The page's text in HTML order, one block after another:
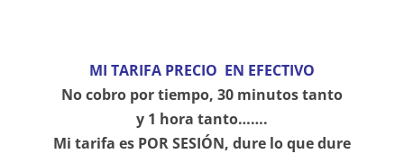
MI TARIFA PRECIO EN EFECTIVO
No cobro por tiempo, 30 minutos tanto
y 1 hora tanto…….
Mi tarifa es POR SESIÓN, dure lo que dure